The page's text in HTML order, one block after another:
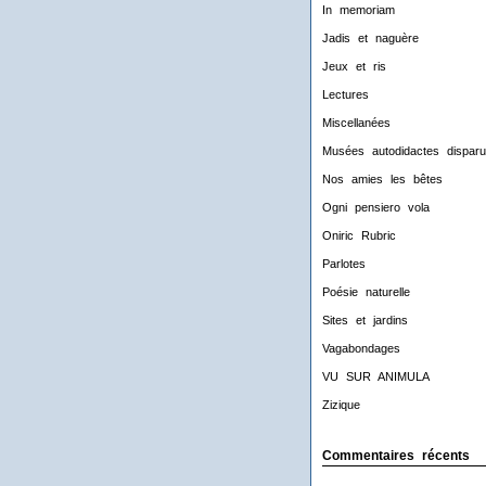
In memoriam
Jadis et naguère
Jeux et ris
Lectures
Miscellanées
Musées autodidactes
Nos amies les bêtes
Ogni pensiero vola
Oniric Rubric
Parlotes
Poésie naturelle
Sites et jardins
Vagabondages
VU SUR ANIMULA
Zizique
Commentaires récents